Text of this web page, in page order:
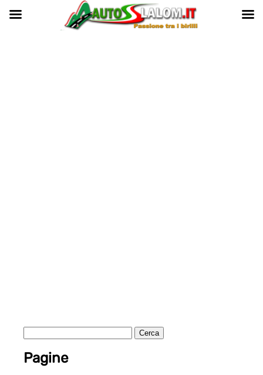
Pagine